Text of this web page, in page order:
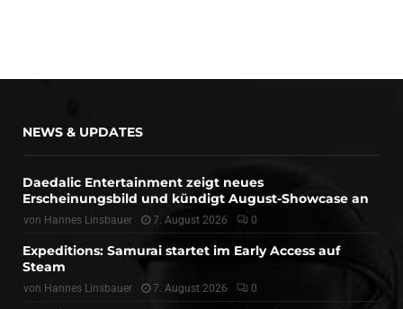
NEWS & UPDATES
Daedalic Entertainment zeigt neues
Erscheinungsbild und kündigt August-Showcase an
von Hannes Linsbauer 7. August 2026 0
Expeditions: Samurai startet im Early Access auf
Steam
von Hannes Linsbauer 7. August 2026 0